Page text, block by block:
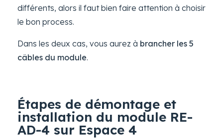
différents, alors il faut bien faire attention à choisir
le bon process.
Dans les deux cas, vous aurez à brancher les 5
câbles du module.
Étapes de démontage et
installation du module RE-
AD-4 sur Espace 4